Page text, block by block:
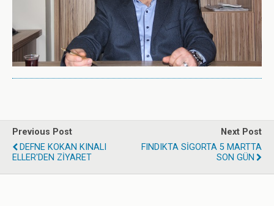
Previous Post
DEFNE KOKAN KINALI
ELLER'DEN ZİYARET
Next Post
FINDIKTA SİGORTA 5 MARTTA
SON GÜN